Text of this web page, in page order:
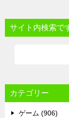
サイト内検索で
カテゴリー
ゲーム (906)